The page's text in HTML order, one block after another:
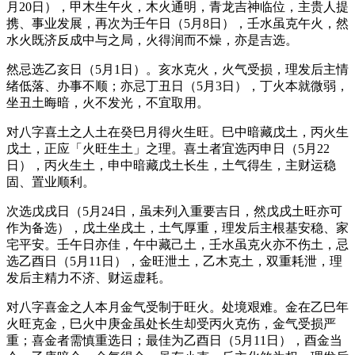
月20日），甲木生午火，木火通明，青龙吉神临位，主贵人提
携、事业发展，再次为壬午日（5月8日），壬水虽克午火，然
水火既济反成中与之局，火得润而不燥，亦是吉选。
然忌选乙亥日（5月1日）。亥水克火，火气受损，理发后主情
绪低落、办事不顺；亦忌丁丑日（5月3日），丁火本就微弱，
坐丑土晦暗，火不发光，不宜取用。
对八字喜土之人土在癸巳月得火生旺。巳中暗藏戊土，丙火生
戊土，正应「火旺生土」之理。喜土者宜选丙申日（5月22
日），丙火生土，申中暗藏戊土长生，土气得生，主财运稳
固、置业顺利。
次选戊戌日（5月24日，虽未列入重要吉日，然戊戌土旺亦可
作为备选），戊土坐戌土，土气厚重，理发后主根基安稳、家
宅平安。壬午日亦佳，午中藏己土，壬水虽克火亦不伤土，忌
选乙酉日（5月11日），金旺泄土，乙木克土，双重耗泄，理
发后主精力不济、财运虚耗。
对八字喜金之人本月金气受制于旺火。处境艰难。金在乙巳年
火旺克金，巳火中庚金虽处长生却受丙火克伤，金气受损严
重；喜金者需慎重选日；最佳为乙酉日（5月11日），酉金当